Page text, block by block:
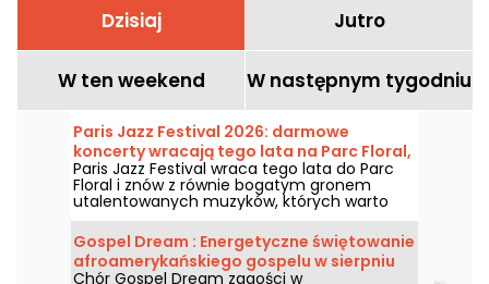
Dzisiaj Jutro
W ten weekend W następnym tygodniu
Paris Jazz Festival 2026: darmowe
koncerty wracają tego lata na Parc Floral,
program
Paris Jazz Festival wraca tego lata do Parc
Floral i znów z równie bogatym gronem
utalentowanych muzyków, których warto
zobaczyć i posłuchać w malowniczym,
wiejskim otoczeniu. Oto program
bezpłatnych koncertów do odkrycia od 24
czerwca do 6 września 2026 roku!
Gospel Dream : Energetyczne świętowanie
afroamerykańskiego gospelu w sierpniu
Chór Gospel Dream zagości w